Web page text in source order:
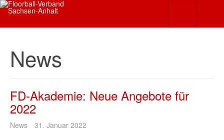
News
FD-Akademie: Neue Angebote für
2022
News 31. Januar 2022